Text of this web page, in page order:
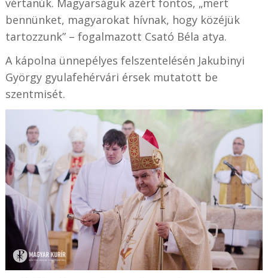
vértanúk. Magyarságuk azért fontos, „mert
bennünket, magyarokat hívnak, hogy közéjük
tartozzunk” – fogalmazott Csató Béla atya.
A kápolna ünnepélyes felszentelésén Jakubinyi
György gyulafehérvári érsek mutatott be
szentmisét.